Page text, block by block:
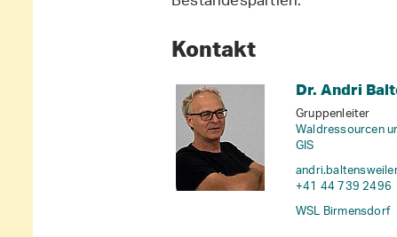
Kontakt
Dr. Andri
Gruppenleiter
Waldressourcen
GIS
+41 44 739 2496
WSL Birmensdorf